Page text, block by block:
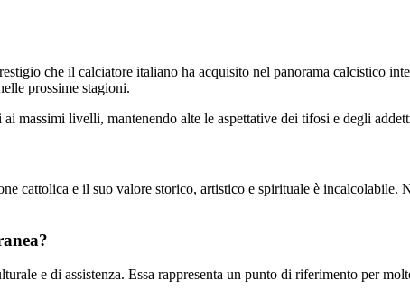
che il calciatore italiano ha acquisito nel panorama calcistico
prossime stagioni.
massimi livelli, mantenendo alte le aspettative dei tifosi e degli
cattolica e il suo valore storico, artistico e spirituale è incalcolabile.
e di assistenza. Essa rappresenta un punto di riferimento per